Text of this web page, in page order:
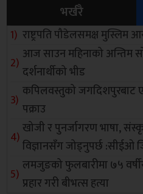
भर्खरै
राष्ट्रपति पौडेलसमक्ष मुस्लिम
आज साउन महिनाको अन्तिम
दर्शनार्थीको भीड
कपिलवस्तुको जगदिशपुरबाट
पक्राउ
खोजी र पुनर्जागरण भाषा,
विज्ञानसँग जोड्नुपर्छ :सीईओ
लमजुङको फुलबारीमा ७५
प्रहार गरी बीभत्स हत्या